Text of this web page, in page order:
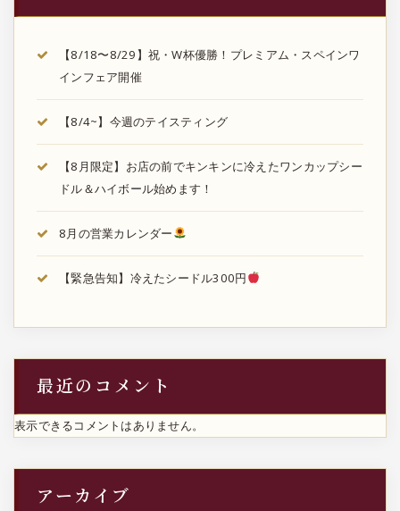
【8/18〜8/29】祝・W杯優勝！プレミアム・スペインワ
インフェア開催
【8/4~】今週のテイスティング
【8月限定】お店の前でキンキンに冷えたワンカップシー
ドル＆ハイボール始めます！
8月の営業カレンダー
【緊急告知】冷えたシードル300円
最近のコメント
表示できるコメントはありません。
アーカイブ